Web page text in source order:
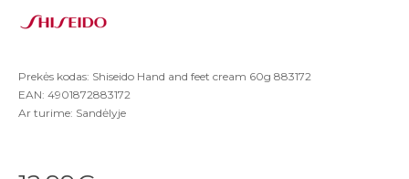
Prekės kodas: Shiseido Hand and feet cream 60g 883172
EAN: 4901872883172
Ar turime: Sandėlyje